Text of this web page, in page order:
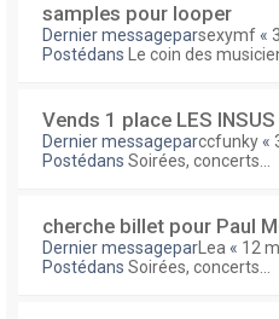
samples pour looper
Dernier messageparsexymf «
Postédans
Le coin des
Vends 1 place LES
Dernier messageparccfunky «
Postédans Soirées, concerts...
cherche billet pour Paul
Dernier messagepar Lea « 12
Postédans Soirées, concerts...